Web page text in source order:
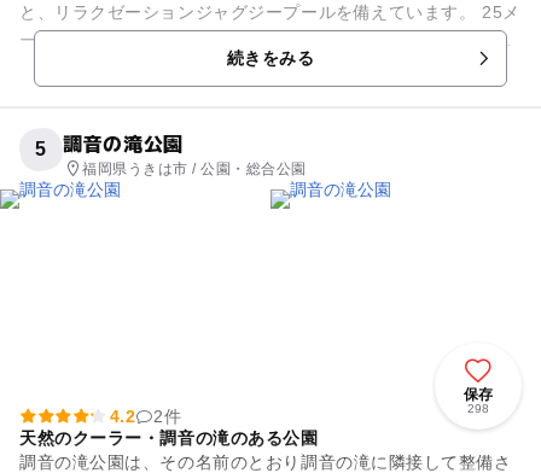
と、リラクゼーションジャグジープールを備えています。 25メ
ートルプールは、水中歩行用、25m遊泳用、25m完泳用、自由
続きをみる
5 調音の滝公園
福岡県うきは市 / 公園・総合公園
保存
298
4.2
2件
天然のクーラー・調音の滝のある公園
調音の滝公園は、その名前のとおり調音の滝に隣接して整備さ